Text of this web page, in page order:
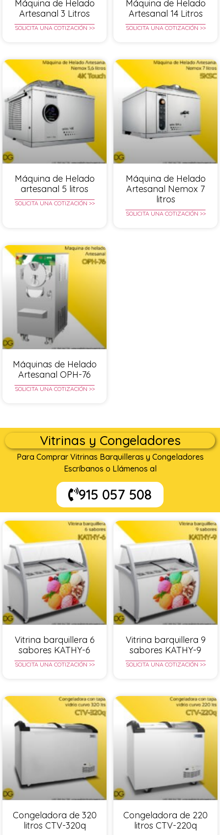
Máquina de Helado
Artesanal 3 Litros
SOLICITA UNA COTIZACIÓN >>
Máquina de Helado
Artesanal 14 Litros
SOLICITA UNA COTIZACIÓN >>
Máquina de Helado
artesanal 5 litros
SOLICITA UNA COTIZACIÓN >>
Máquina de Helado
Artesanal Nemox 7
litros
SOLICITA UNA COTIZACIÓN >>
Máquinas de Helado
Artesanal OPH-76
SOLICITA UNA COTIZACIÓN >>
Vitrinas y Congeladores
Para Comprar Vitrinas Barquilleras y Congeladores
Escríbanos o Llámenos al
915 057 508
Vitrina barquillera 6
sabores KATHY-6
SOLICITA UNA COTIZACIÓN >>
Vitrina barquillera 9
sabores KATHY-9
SOLICITA UNA COTIZACIÓN >>
Congeladora de 320
litros CTV-320q
Congeladora de 220
litros CTV-220q